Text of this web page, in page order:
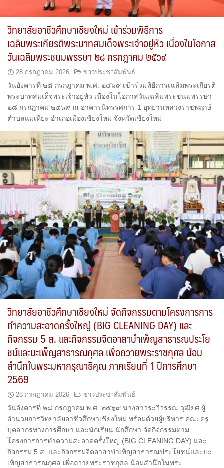
วิทยาลัยอาชีวศึกษาเชียงใหม่ เข้าร่วมพิธีการ
เฉลิมพระเกียรติพระบาทสมเด็จพระเจ้าอยู่หัว เนื่องในโอกาส
วันเฉลิมพระชนมพรรษา ๒๘ กรกฎาคม ๒๕๖๙
28 กรกฎาคม 2026 ข่าวประชาสัมพันธ์
วันอังคารที่ ๒๘ กรกฎาคม พ.ศ. ๒๕๖๙ เข้าร่วมพิธีการเฉลิมพระเกียรติ
พระบาทสมเด็จพระเจ้าอยู่หัว เนื่องในโอกาสวันเฉลิมพระชนมพรรษา
๒๘ กรกฎาคม ๒๕๖๙ ณ อาคารนิทรรศการ 1 อุทยานหลวงราชพฤกษ์
ตำบลแม่เหียะ อำเภอเมืองเชียงใหม่ จังหวัดเชียงใหม่
วิทยาลัยอาชีวศึกษาเชียงใหม่ จัดกิจกรรมตามโครงการการ
ทำความสะอาดครั้งใหญ่ (BIG CLEANING DAY) และ
กิจกรรม 5 ส. และกิจกรรมจิตอาสาบำเพ็ญสาธารณประโย
ชน์และบะเพ็ญสาธารณกุศล เพื่อถวายพระราชกุศล น้อม
สำนึกในพระมหากรุณาธิคุณ ภาคเรียนที่ 1 ปีการศึกษา
2569
28 กรกฎาคม 2026 ข่าวประชาสัมพันธ์
วันอังคารที่ ๒๘ กรกฎาคม พ.ศ. ๒๕๖๙ นางสาวระวีวรรณ วุฒิยศ ผู้
อำนวยการวิทยาลัยอาชีวศึกษาเชียงใหม่ พร้อมด้วยผู้บริหาร คณะครู
บุคลากรทางการศึกษา และนักเรียน นักศึกษา จัดกิจกรรมตาม
โครงการการทำความสะอาดครั้งใหญ่ (BIG CLEANING DAY) และ
กิจกรรม 5 ส. และกิจกรรมจิตอาสาบำเพ็ญสาธารณประโยชน์และบะ
เพ็ญสาธารณกุศล เพื่อถวายพระราชกุศล น้อมสำนึกในพระ